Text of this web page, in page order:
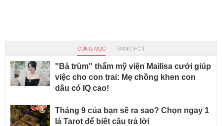
CÙNG MỤC ĐANG HOT
"Bà trùm" thẩm mỹ viện Mailisa cưới giúp
việc cho con trai: Mẹ chồng khen con
dâu có IQ cao!
Tháng 9 của bạn sẽ ra sao? Chọn ngay 1
lá Tarot để biết câu trả lời